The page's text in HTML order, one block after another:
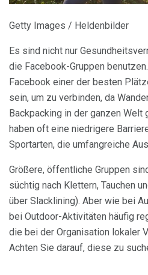
Getty Images / Heldenbilder
Es sind nicht nur
die Facebook-Gruppen
Facebook einer der besten
sein, um zu verbinden, da
Backpacking in der ganzen Welt
haben oft eine niedrigere
Sportarten, die umfangreiche
Größere, öffentliche Gruppen
süchtig nach Klettern, Tauchen
über Slacklining). Aber wie bei
bei Outdoor-Aktivitäten häufig
die bei der Organisation lokaler
Achten Sie darauf, diese zu